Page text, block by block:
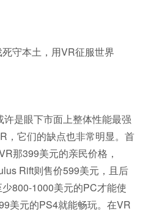
是眼下市面上整体性能最强
，它们的缺点也非常明显。首
那399美元的亲民价格，
Rift则售价599美元，且后
800-1000美元的PC才能使
美元的PS4就能畅玩。在VR